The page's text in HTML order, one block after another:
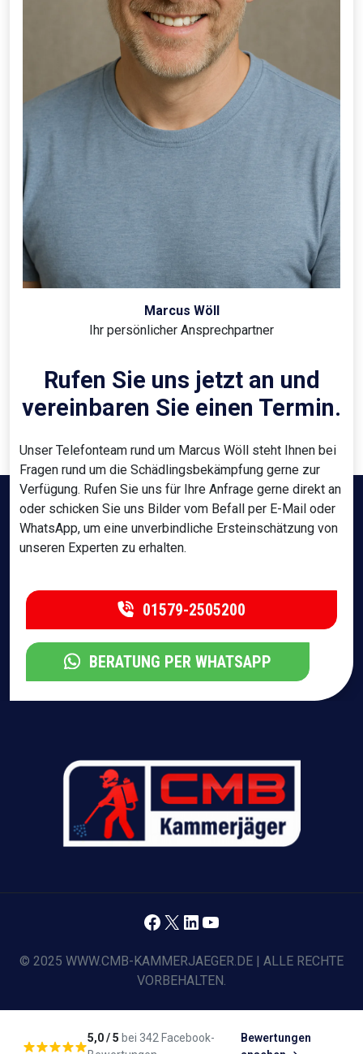
Marcus Wöll
Ihr persönlicher Ansprechpartner
Rufen Sie uns jetzt an und
vereinbaren Sie einen Termin.
Unser Telefonteam rund um Marcus Wöll steht Ihnen bei
Fragen rund um die Schädlingsbekämpfung gerne zur
Verfügung. Rufen Sie uns für Ihre Anfrage gerne direkt an
oder schicken Sie uns Bilder vom Befall per E-Mail oder
WhatsApp, um eine unverbindliche Ersteinschätzung von
unseren Experten zu erhalten.
01579-2505200
BERATUNG PER WHATSAPP
© 2025 WWW.CMB-KAMMERJAEGER.DE | ALLE RECHTE
VORBEHALTEN.
Facebook
X LinkedIn
YouTube
5,0 / 5 bei 342 Facebook-
Bewertungen